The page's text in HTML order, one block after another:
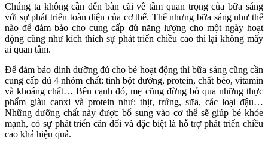
Chúng ta không cần đến bàn cãi về tầm quan trọng của bữa sáng
với sự phát triển toàn diện của cơ thể. Thế nhưng bữa sáng như thế
nào để đảm bảo cho cung cấp đủ năng lượng cho một ngày hoạt
động cũng như kích thích sự phát triển chiều cao thì lại không mấy
ai quan tâm.
Để đảm bảo dinh dưỡng đủ cho bé hoạt động thì bữa sáng cũng cần
cung cấp đủ 4 nhóm chất: tinh bột đường, protein, chất béo, vitamin
và khoáng chất… Bên cạnh đó, mẹ cũng đừng bỏ qua những thực
phẩm giàu canxi và protein như: thịt, trứng, sữa, các loại đậu…
Những dưỡng chất này được bổ sung vào cơ thể sẽ giúp bé khỏe
mạnh, có sự phát triển cân đối và đặc biệt là hỗ trợ phát triển chiều
cao khá hiệu quả.